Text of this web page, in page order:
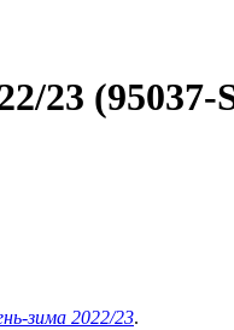
23
зима 2022/23.